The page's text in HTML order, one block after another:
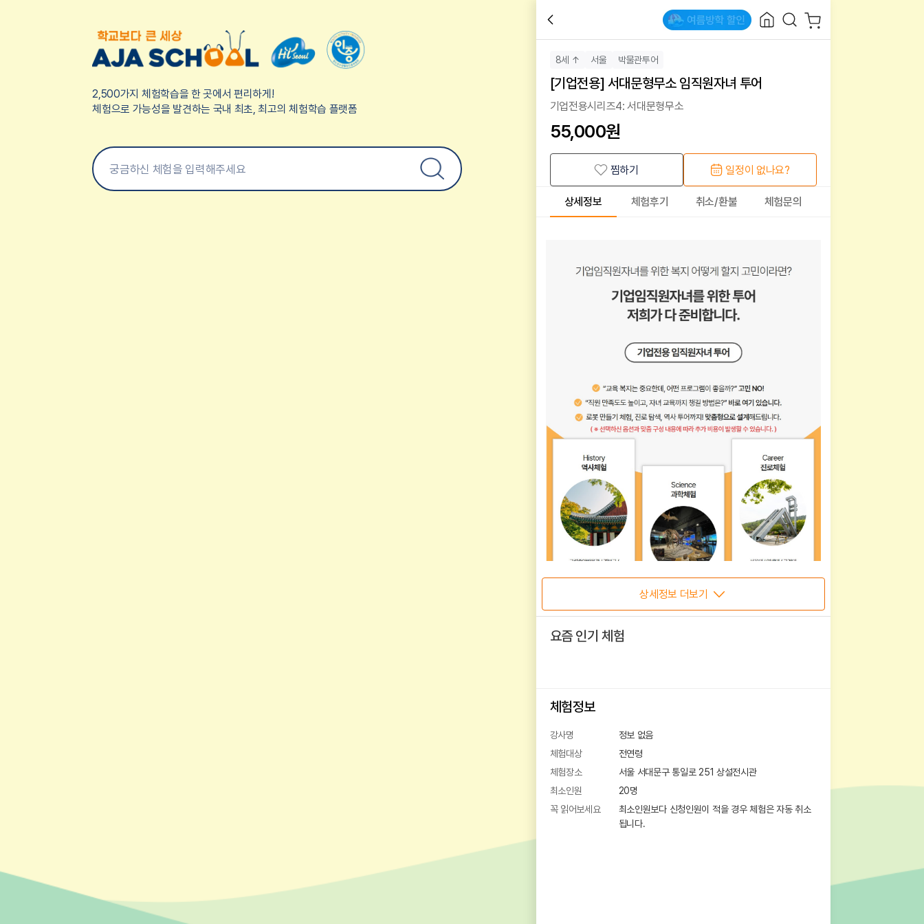
2,500가지 체험학습을 한 곳에서 편리하게!
체험으로 가능성을 발견하는 국내 최초, 최고의 체험학습 플랫폼
8세 ↑ 서울 박물관투어
[기업전용] 서대문형무소 임직원자녀 투어
기업전용시리즈4: 서대문형무소
55,000원
찜하기 일정이 없나요?
상세정보 체험후기 취소/환불 체험문의
상세정보 더보기
요즘 인기 체험
체험정보
강사명
정보 없음
체험대상
전연령
체험장소
서울 서대문구 통일로 251 상설전시관
최소인원
20명
꼭 읽어보세요
최소인원보다 신청인원이 적을 경우 체험은 자동 취소
됩니다.